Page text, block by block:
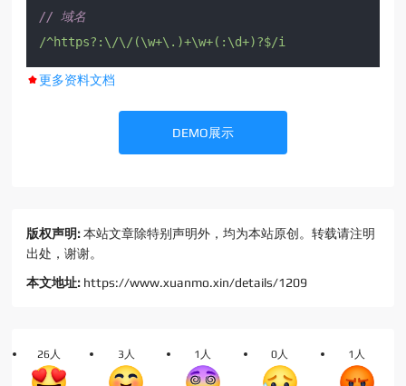
// 域名
/^https?:\/\/(\w+\.)+\w+(:\d+)?$/i
更多资料文档
DEMO展示
版权声明:本站文章除特别声明外，均为本站原创。转载请注明
出处，谢谢。
本文地址: https://www.xuanmo.xin/details/1209
26人 3人 1人 0人 1人